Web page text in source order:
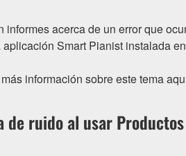
informes acerca de un error que
Smart Pianist instalada
información sobre este tema
de ruido al usar